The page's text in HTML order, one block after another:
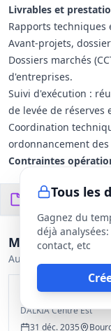
Livrables et
Rapports techniques
Avant-projets,
Dossiers marchés
d'entreprises.
Suivi d'exécution :
de levée de réserves
Coordination
ordonnancement
Contraintes
Possibilité
ressources humaines
Attente de
des installations.
Tous les
Gagnez du
déjà
contact, etc
Documents
Marchés
Autres appels
Qualification
DALKIA Centre Est
31 déc. 2035